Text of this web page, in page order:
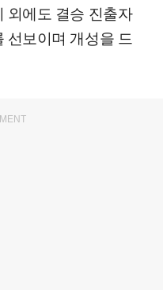
외에도 결승 진출자
선보이며 개성을 드